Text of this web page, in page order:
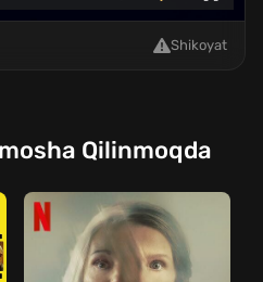
Shikoyat
Qilinmoqda